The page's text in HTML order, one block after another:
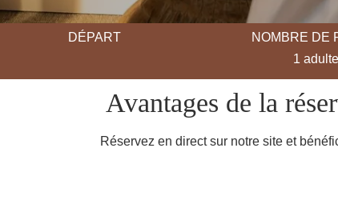
DÉPART NOMBRE DE
Avantages de la
Réservez en direct sur notre site et